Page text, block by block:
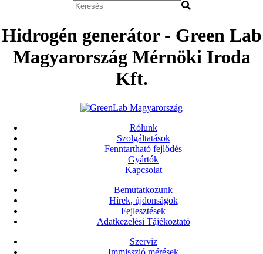
Hidrogén generátor - Green Lab
Magyarország Mérnöki Iroda
Kft.
Rólunk
Szolgáltatások
Fenntartható fejlődés
Gyártók
Kapcsolat
Bemutatkozunk
Hírek, újdonságok
Fejlesztések
Adatkezelési Tájékoztató
Szerviz
Immisszió mérések